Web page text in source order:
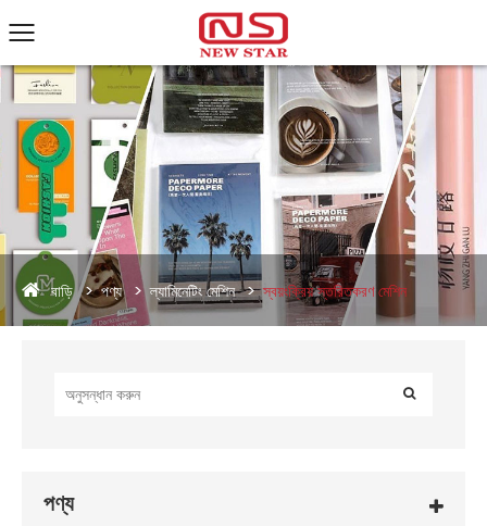
বাড়ি পণ্য ল্যামিনেটিং মেশিন স্বয়ংক্রিয় স্তরিতকরণ মেশিন
পণ্য